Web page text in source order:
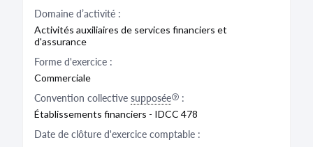
Domaine d’activité :
Activités auxiliaires de services financiers et
d'assurance
Forme d'exercice :
Commerciale
Convention collective supposée
:
Établissements financiers - IDCC 478
Date de clôture d'exercice comptable :